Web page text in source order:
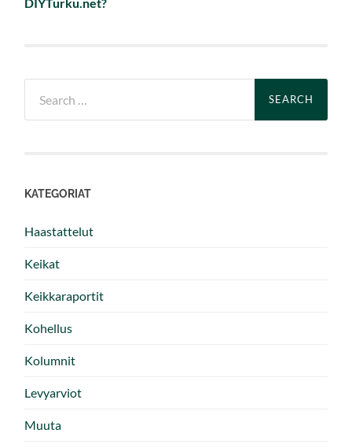
for:
KATEGORIAT
Haastattelut
Keikat
Keikkaraportit
Kohellus
Kolumnit
Levyarviot
Muuta